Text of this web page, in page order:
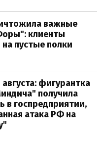
важные
клиенты
пустые полки
фигурантка
получила
в госпредприятии,
атака РФ на